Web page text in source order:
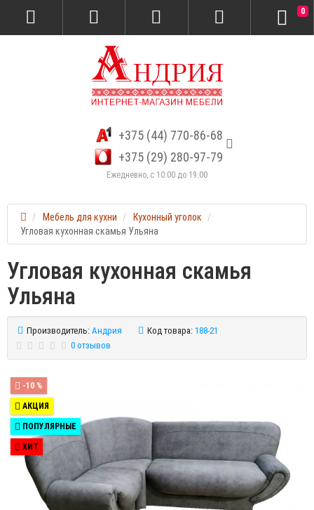
+375 (44) 770-86-68
+375 (29) 280-97-79
Ежедневно, с 10:00 до 19:00
0
Мебель для кухни
Кухонный уголок
Угловая кухонная скамья Ульяна
Угловая кухонная скамья
Ульяна
Производитель: Андрия Код товара: 188-21
0 отзывов
-10 %
АКЦИЯ
ПОПУЛЯРНЫЕ
ХИТ